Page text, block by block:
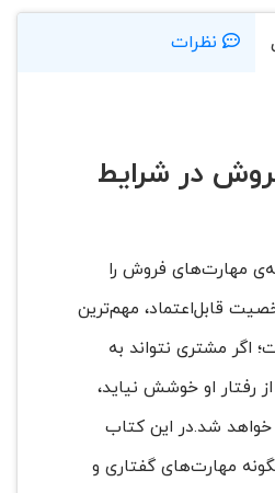
نظرات
در شرایط
مهارت‌های فروش را
قابل‌اعتماد، مهم‌ترین
اگر مشتری نتواند به
رفتار او خوشش نیاید،
خواهد شد.در این کتاب
مهارت‌های گفتاری و